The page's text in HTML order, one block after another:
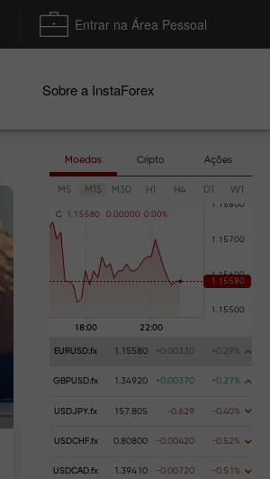
Entrar na Área Pessoal
Sobre a InstaForex
Retire dinheiro
Moedas Cripto Ações
M5 M15 M30 H1 H4 D1 W1
C 1 . 1 5580 0 .00000 0 .00%
EURUSD.fx 1.15580 +0.00330 +0.29%
GBPUSD.fx 1.34920 +0.00370 +0.27%
USDJPY.fx 157.805 -0.629 -0.40%
USDCHF.fx 0.80800 -0.00420 -0.52%
USDCAD.fx 1.39410 -0.00720 -0.51%